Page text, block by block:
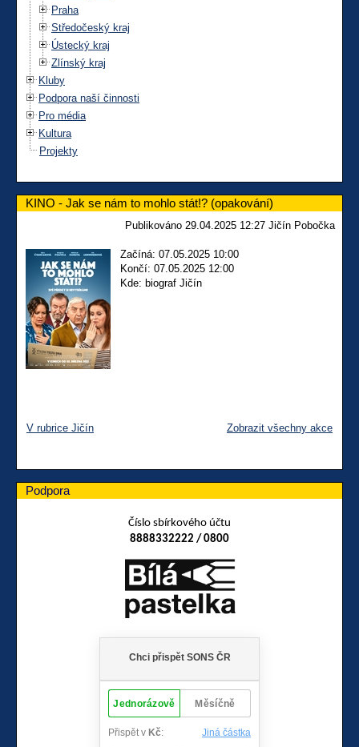
Praha
Středočeský kraj
Ústecký kraj
Zlínský kraj
Kluby
Podpora naší činnosti
Pro média
Kultura
Projekty
KINO - Jak se nám to mohlo stát!? (opakování)
Publikováno 29.04.2025 12:27 Jičín Pobočka
Začíná: 07.05.2025 10:00
Končí: 07.05.2025 12:00
Kde: biograf Jičín
V rubrice Jičín Zobrazit všechny akce
Podpora
Číslo sbírkového účtu
8888332222 / 0800